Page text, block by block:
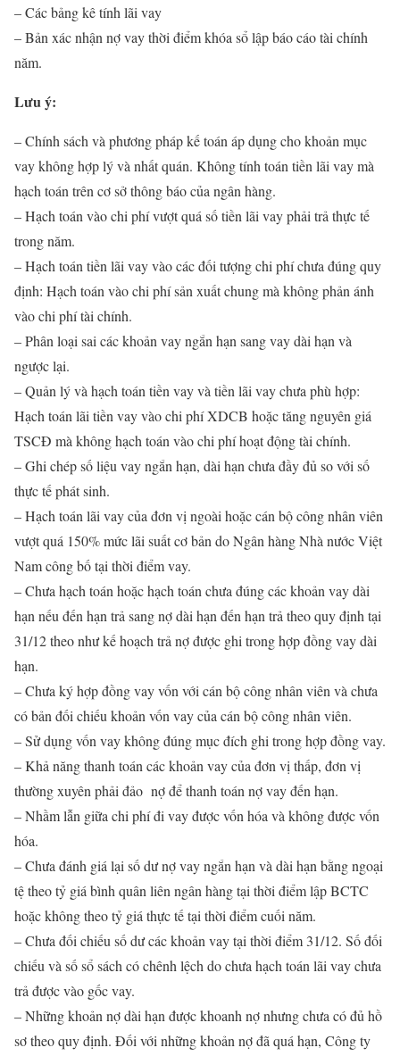
– Các bảng kê tính lãi vay
– Bản xác nhận nợ vay thời điểm khóa sổ lập báo cáo tài chính
năm.
Lưu ý:
– Chính sách và phương pháp kế toán áp dụng cho khoản mục
vay không hợp lý và nhất quán. Không tính toán tiền lãi vay mà
hạch toán trên cơ sở thông báo của ngân hàng.
– Hạch toán vào chi phí vượt quá số tiền lãi vay phải trả thực tế
trong năm.
– Hạch toán tiền lãi vay vào các đối tượng chi phí chưa đúng quy
định: Hạch toán vào chi phí sản xuất chung mà không phản ánh
vào chi phí tài chính.
– Phân loại sai các khoản vay ngắn hạn sang vay dài hạn và
ngược lại.
– Quản lý và hạch toán tiền vay và tiền lãi vay chưa phù hợp:
Hạch toán lãi tiền vay vào chi phí XDCB hoặc tăng nguyên giá
TSCĐ mà không hạch toán vào chi phí hoạt động tài chính.
– Ghi chép số liệu vay ngắn hạn, dài hạn chưa đầy đủ so với số
thực tế phát sinh.
– Hạch toán lãi vay của đơn vị ngoài hoặc cán bộ công nhân viên
vượt quá 150% mức lãi suất cơ bản do Ngân hàng Nhà nước Việt
Nam công bố tại thời điểm vay.
– Chưa hạch toán hoặc hạch toán chưa đúng các khoản vay dài
hạn nếu đến hạn trả sang nợ dài hạn đến hạn trả theo quy định tại
31/12 theo như kế hoạch trả nợ được ghi trong hợp đồng vay dài
hạn.
– Chưa ký hợp đồng vay vốn với cán bộ công nhân viên và chưa
có bản đối chiếu khoản vốn vay của cán bộ công nhân viên.
– Sử dụng vốn vay không đúng mục đích ghi trong hợp đồng vay.
– Khả năng thanh toán các khoản vay của đơn vị thấp, đơn vị
thường xuyên phải đảo nợ để thanh toán nợ vay đến hạn.
– Nhầm lẫn giữa chi phí đi vay được vốn hóa và không được vốn
hóa.
– Chưa đánh giá lại số dư nợ vay ngắn hạn và dài hạn bằng ngoại
tệ theo tỷ giá bình quân liên ngân hàng tại thời điểm lập BCTC
hoặc không theo tỷ giá thực tế tại thời điểm cuối năm.
– Chưa đối chiếu số dư các khoản vay tại thời điểm 31/12. Số đối
chiếu và số sổ sách có chênh lệch do chưa hạch toán lãi vay chưa
trả được vào gốc vay.
– Những khoản nợ dài hạn được khoanh nợ nhưng chưa có đủ hồ
sơ theo quy định. Đối với những khoản nợ đã quá hạn, Công ty